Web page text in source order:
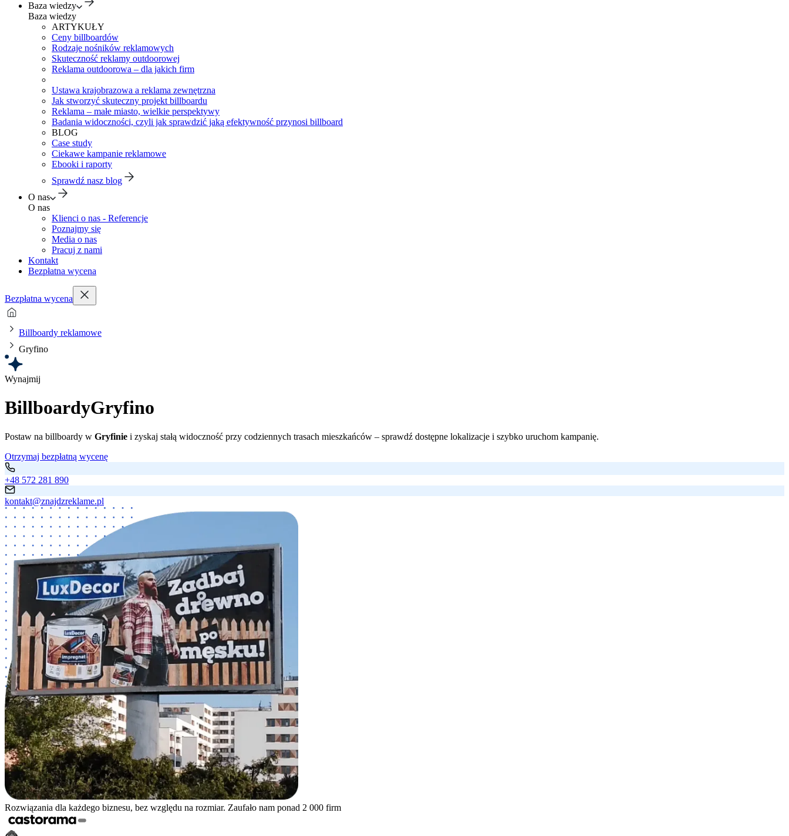
Baza wiedzy
Baza wiedzy
ARTYKUŁY
Ceny billboardów
Rodzaje nośników reklamowych
Skuteczność reklamy outdoorowej
Reklama outdoorowa – dla jakich firm
Ustawa krajobrazowa a reklama zewnętrzna
Jak stworzyć skuteczny projekt billboardu
Reklama – małe miasto, wielkie perspektywy
Badania widoczności, czyli jak sprawdzić jaką efektywność przynosi billboard
BLOG
Case study
Ciekawe kampanie reklamowe
Ebooki i raporty
Sprawdź nasz blog
O nas
O nas
Klienci o nas - Referencje
Poznajmy się
Media o nas
Pracuj z nami
Kontakt
Bezpłatna wycena
Bezpłatna wycena
Billboardy reklamowe
Gryfino
Wynajmij
BillboardyGryfino
Postaw na billboardy w Gryfinie i zyskaj stałą widoczność przy codziennych trasach mieszkańców – sprawdź dostępne lokalizacje i szybko uruchom kampanię.
Otrzymaj bezpłatną wycenę
+48 572 281 890
kontakt@znajdzreklame.pl
Rozwiązania dla każdego biznesu, bez względu na rozmiar. Zaufało nam ponad 2 000 firm